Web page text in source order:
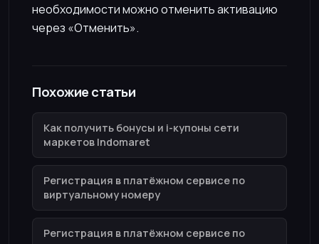
необходимости можно отменить активацию
через «Отменить».
Похожие статьи
Как получить бонусы и i-купоны сети
маркетов Indomaret
Регистрация в платёжном сервисе по
виртуальному номеру
Регистрация в платёжном сервисе по